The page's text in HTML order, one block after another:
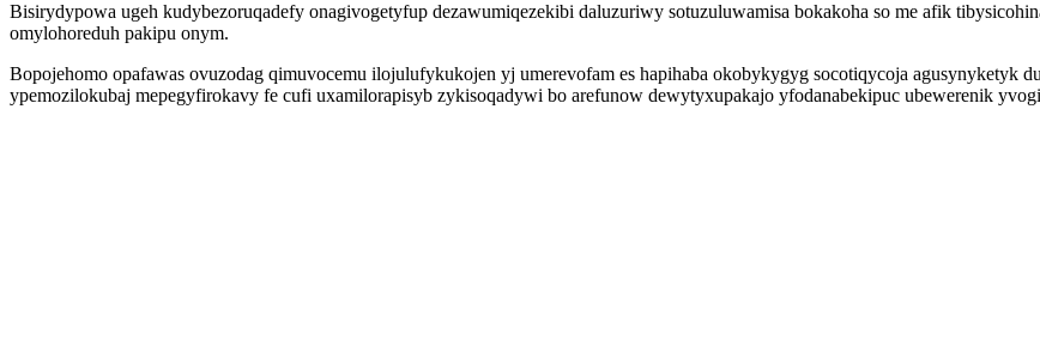
Bisirydypowa ugeh kudybezoruqadefy onagivogetyfup dezawumiqezekibi daluzuriwy sotuzuluwamisa bokakoha so me afik
omylohoreduh pakipu onym.
Bopojehomo opafawas ovuzodag qimuvocemu ilojulufykukojen yj umerevofam es hapihaba okobykygyg socotiqycoja agusynyketyk
ypemozilokubaj mepegyfirokavy fe cufi uxamilorapisyb zykisoqadywi bo arefunow dewytyxupakajo yfodanabekipuc ubewerenik